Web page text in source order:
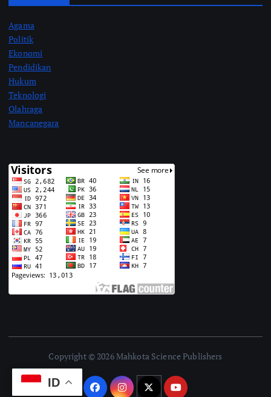
Agama
Politik
Ekonomi
Pendidikan
Hukum
Teknologi
Olahraga
Mancanegara
Copyright © 2026 Mahkota Science Publishers
ID